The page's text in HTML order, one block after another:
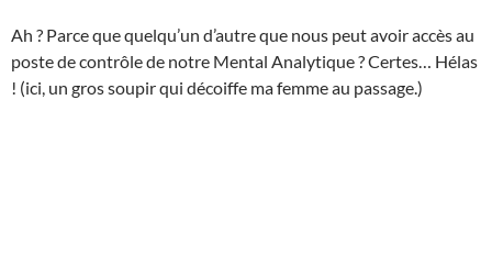
Ah ? Parce que quelqu’un d’autre que nous peut avoir accès au
poste de contrôle de notre Mental Analytique ? Certes… Hélas
! (ici, un gros soupir qui décoiffe ma femme au passage.)